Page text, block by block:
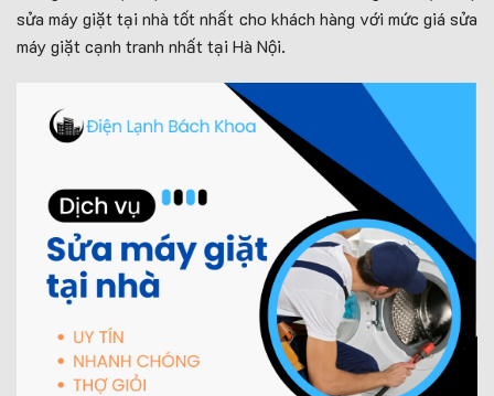
sửa máy giặt tại nhà tốt nhất cho khách hàng với mức giá sửa
máy giặt cạnh tranh nhất tại Hà Nội.